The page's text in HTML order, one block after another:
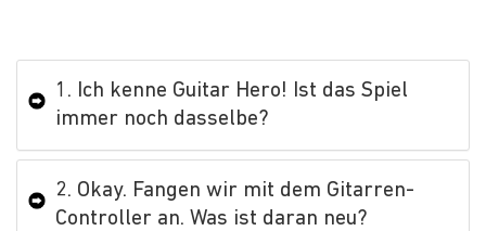
1. Ich kenne Guitar Hero! Ist das Spiel
immer noch dasselbe?
2. Okay. Fangen wir mit dem Gitarren-
Controller an. Was ist daran neu?